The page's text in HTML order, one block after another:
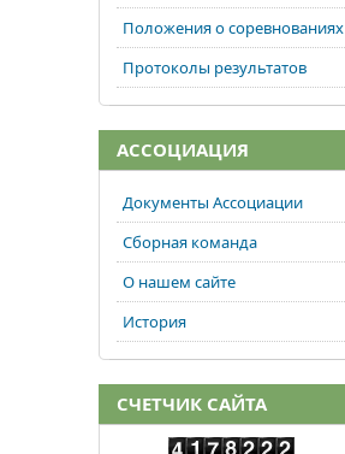
Положения о соревнованиях
Протоколы результатов
АССОЦИАЦИЯ
Документы Ассоциации
Сборная команда
О нашем сайте
История
СЧЕТЧИК САЙТА